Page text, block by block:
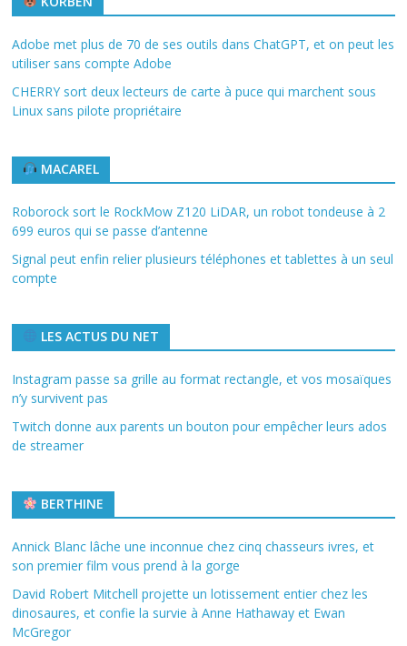
Adobe met plus de 70 de ses outils dans ChatGPT, et on peut les
utiliser sans compte Adobe
CHERRY sort deux lecteurs de carte à puce qui marchent sous
Linux sans pilote propriétaire
MACAREL
Roborock sort le RockMow Z120 LiDAR, un robot tondeuse à 2
699 euros qui se passe d’antenne
Signal peut enfin relier plusieurs téléphones et tablettes à un seul
compte
LES ACTUS DU NET
Instagram passe sa grille au format rectangle, et vos mosaïques
n’y survivent pas
Twitch donne aux parents un bouton pour empêcher leurs ados
de streamer
BERTHINE
Annick Blanc lâche une inconnue chez cinq chasseurs ivres, et
son premier film vous prend à la gorge
David Robert Mitchell projette un lotissement entier chez les
dinosaures, et confie la survie à Anne Hathaway et Ewan
McGregor